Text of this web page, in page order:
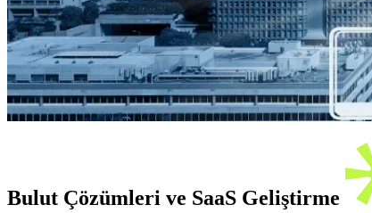
Bulut Çözümleri ve SaaS Geliştirme